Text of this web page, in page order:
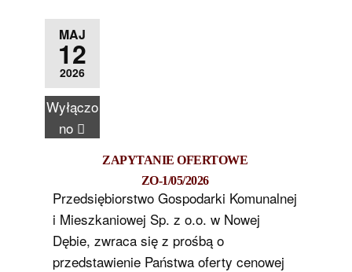
MAJ
12
2026
Wyłączo
no
ZAPYTANIE OFERTOWE
ZO-1/05/2026
Przedsiębiorstwo Gospodarki Komunalnej
i Mieszkaniowej Sp. z o.o. w Nowej
Dębie, zwraca się z prośbą o
przedstawienie Państwa oferty cenowej